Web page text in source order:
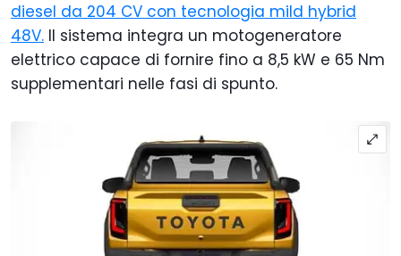
diesel da 204 CV con tecnologia mild hybrid
48V. Il sistema integra un motogeneratore
elettrico capace di fornire fino a 8,5 kW e 65 Nm
supplementari nelle fasi di spunto.